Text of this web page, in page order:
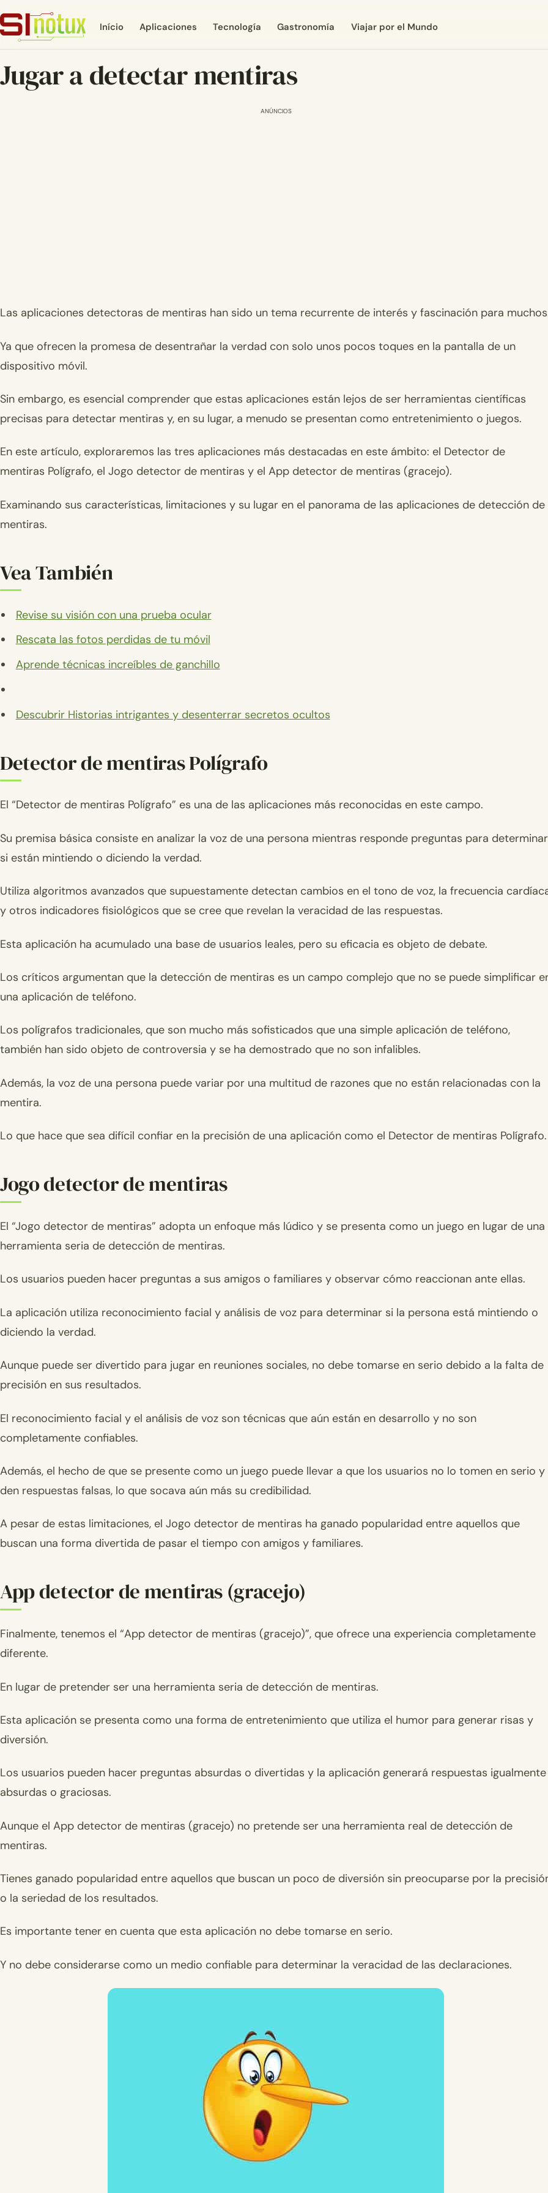
Início Aplicaciones Tecnología Gastronomía Viajar por el Mundo
Jugar a detectar mentiras
ANÚNCIOS
Las aplicaciones detectoras de mentiras han sido un tema recurrente de interés y fascinación para
Ya que ofrecen la promesa de desentrañar la verdad con solo unos pocos toques en la pantalla de un
dispositivo móvil.
Sin embargo, es esencial comprender que estas aplicaciones están lejos de ser herramientas científicas
precisas para detectar mentiras y, en su lugar, a menudo se presentan como entretenimiento o juegos.
En este artículo, exploraremos las tres aplicaciones más destacadas en este ámbito: el Detector de
mentiras Polígrafo, el Jogo detector de mentiras y el App detector de mentiras (gracejo).
Examinando sus características, limitaciones y su lugar en el panorama de las aplicaciones de detección de
mentiras.
Vea También
Revise su visión con una prueba ocular
Rescata las fotos perdidas de tu móvil
Aprende técnicas increíbles de ganchillo
Descubrir Historias intrigantes y desenterrar secretos ocultos
Detector de mentiras Polígrafo
El “Detector de mentiras Polígrafo” es una de las aplicaciones más reconocidas en este campo.
Su premisa básica consiste en analizar la voz de una persona mientras responde preguntas para determinar
si están mintiendo o diciendo la verdad.
Utiliza algoritmos avanzados que supuestamente detectan cambios en el tono de voz, la frecuencia
y otros indicadores fisiológicos que se cree que revelan la veracidad de las respuestas.
Esta aplicación ha acumulado una base de usuarios leales, pero su eficacia es objeto de debate.
Los críticos argumentan que la detección de mentiras es un campo complejo que no se puede simplificar
una aplicación de teléfono.
Los polígrafos tradicionales, que son mucho más sofisticados que una simple aplicación de teléfono,
también han sido objeto de controversia y se ha demostrado que no son infalibles.
Además, la voz de una persona puede variar por una multitud de razones que no están relacionadas con la
mentira.
Lo que hace que sea difícil confiar en la precisión de una aplicación como el Detector de mentiras Polígrafo.
Jogo detector de mentiras
El “Jogo detector de mentiras” adopta un enfoque más lúdico y se presenta como un juego en lugar de una
herramienta seria de detección de mentiras.
Los usuarios pueden hacer preguntas a sus amigos o familiares y observar cómo reaccionan ante ellas.
La aplicación utiliza reconocimiento facial y análisis de voz para determinar si la persona está mintiendo o
diciendo la verdad.
Aunque puede ser divertido para jugar en reuniones sociales, no debe tomarse en serio debido a la falta de
precisión en sus resultados.
El reconocimiento facial y el análisis de voz son técnicas que aún están en desarrollo y no son
completamente confiables.
Además, el hecho de que se presente como un juego puede llevar a que los usuarios no lo tomen en serio y
den respuestas falsas, lo que socava aún más su credibilidad.
A pesar de estas limitaciones, el Jogo detector de mentiras ha ganado popularidad entre aquellos que
buscan una forma divertida de pasar el tiempo con amigos y familiares.
App detector de mentiras (gracejo)
Finalmente, tenemos el “App detector de mentiras (gracejo)”, que ofrece una experiencia completamente
diferente.
En lugar de pretender ser una herramienta seria de detección de mentiras.
Esta aplicación se presenta como una forma de entretenimiento que utiliza el humor para generar risas y
diversión.
Los usuarios pueden hacer preguntas absurdas o divertidas y la aplicación generará respuestas igualmente
absurdas o graciosas.
Aunque el App detector de mentiras (gracejo) no pretende ser una herramienta real de detección de
mentiras.
Tienes ganado popularidad entre aquellos que buscan un poco de diversión sin preocuparse por la
o la seriedad de los resultados.
Es importante tener en cuenta que esta aplicación no debe tomarse en serio.
Y no debe considerarse como un medio confiable para determinar la veracidad de las declaraciones.